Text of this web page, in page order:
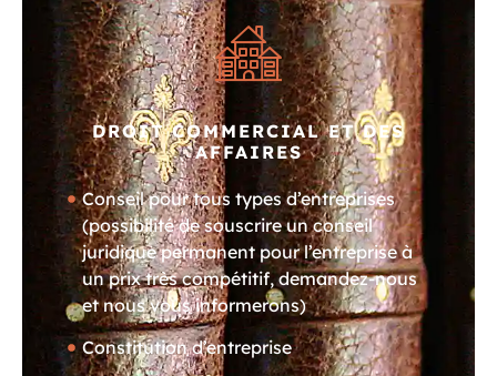
DROIT COMMERCIAL ET DES
AFFAIRES
Conseil pour tous types d’entreprises
(possibilité de souscrire un conseil
juridique permanent pour l’entreprise à
un prix très compétitif, demandez-nous
et nous vous informerons)
Constitution d’entreprise